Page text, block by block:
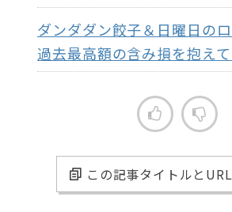
ダンダダン餃子＆日曜日の
過去最高額の含み損を抱え
この記事タイトルと